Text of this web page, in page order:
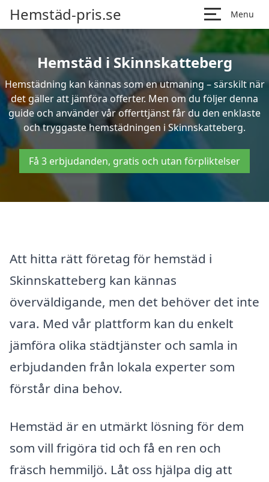
Hemstäd-pris.se Menu
Hemstäd i Skinnskatteberg
Hemstädning kan kännas som en utmaning – särskilt när
det gäller att jämföra offerter. Men om du följer denna
guide och använder vår offerttjänst får du den enklaste
och tryggaste hemstädningen i Skinnskatteberg.
Få 3 erbjudanden, gratis och utan förpliktelser
Att hitta rätt företag för hemstäd i
Skinnskatteberg kan kännas
överväldigande, men det behöver det inte
vara. Med vår plattform kan du enkelt
jämföra olika städtjänster och samla in
erbjudanden från lokala experter som
förstår dina behov.
Hemstäd är en utmärkt lösning för dem
som vill frigöra tid och få en ren och
fräsch hemmiljö. Låt oss hjälpa dig att